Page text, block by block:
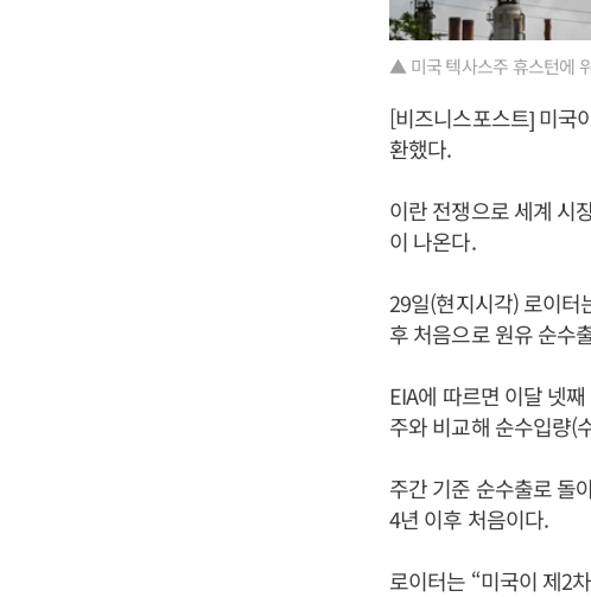
▲ 미국 텍사스주 휴스턴에
[비즈니스포스트] 미국
환했다.
이란 전쟁으로 세계 시
이 나온다.
29일(현지시각) 로이터
후 처음으로 원유 순수
EIA에 따르면 이달 넷
주와 비교해 순수입량(
주간 기준 순수출로 돌
4년 이후 처음이다.
로이터는 “미국이 제2